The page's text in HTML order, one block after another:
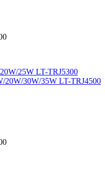
25W LT-TRJ5300
20W/30W/35W LT-TRJ4500